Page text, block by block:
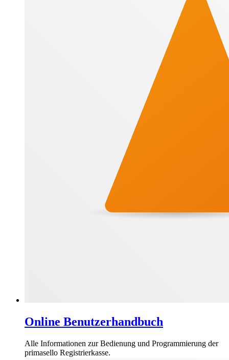
Online Benutzerhandbuch
Alle Informationen zur Bedienung und Programmierung der
primasello Registrierkasse.